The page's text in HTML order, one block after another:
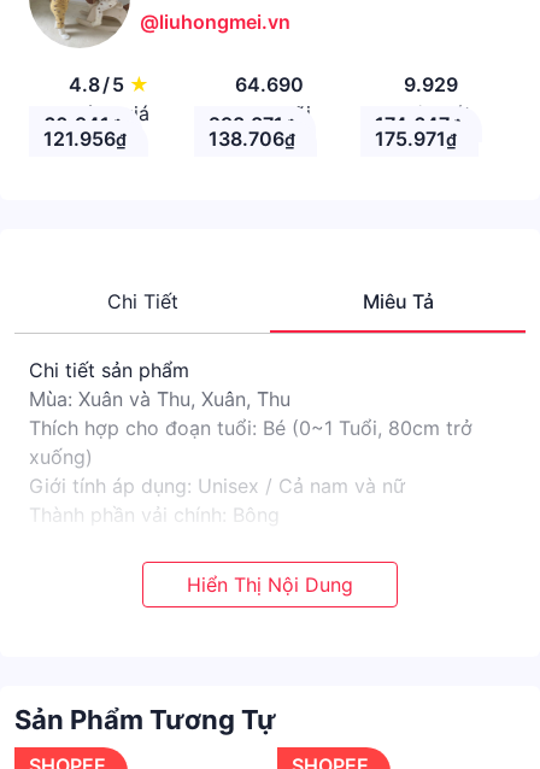
@liuhongmei.vn
4.8/5 ★
Đánh giá
64.690
Theo Dõi
9.929
Nhận xét
60.941 ₫ 298.871 ₫ 174.647₫
121.956₫ 138.706₫ 175.971₫
Chi Tiết Miêu Tả
Chi tiết sản phẩm
Mùa: Xuân và Thu, Xuân, Thu
Thích hợp cho đoạn tuổi: Bé (0~1 Tuổi, 80cm trở
xuống)
Giới tính áp dụng: Unisex / Cả nam và nữ
Thành phần vải chính: Bông
Thương hiệu riêng
Sản Phẩm Tương Tự